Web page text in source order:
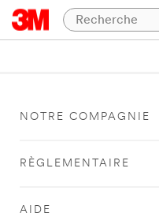
NOTRE COMPAGNIE
RÈGLEMENTAIRE
AIDE